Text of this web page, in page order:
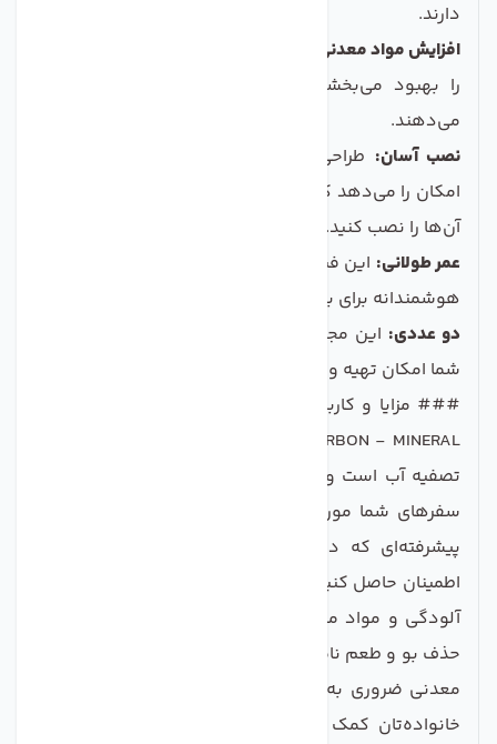
دارند.
افزایش مواد معدنی:
را بهبود می‌بخشند و پتانسیل سلامتی آن را افزایش
می‌دهند.
نصب آسان: طراحی کاربرپسند این فیلترها به شما این
امکان را می‌دهد که بدون نیاز به تخصص خاص، به راحتی
آن‌ها را نصب کنید.
عمر طولانی: این فیلترها با عمر مفید بالا، یک سرمایه‌گذاری
هوشمندانه برای بهبود کیفیت آب خانگی شما هستند.
دو عددی: این مجموعه شامل دو عدد فیلتر است که به
شما امکان تهیه و تعویض به‌موقع را می‌دهد.
### مزایا و کاربردها: فیلتر دستگاه تصفیه آب تکومن
تصفیه آب است و می‌تواند در خانه، ادارات، یا حتی برای
سفرهای شما مورد استفاده قرار گیرد. به لطف فناوری
پیشرفته‌ای که در این فیلترها به کار رفته، می‌توانید
اطمینان حاصل کنید که آبی که می‌نوشید، عاری از هرگونه
آلودگی و مواد مضر است. علاوه بر این، این فیلترها به
حذف بو و طعم نامطلوب آب کمک کرده و با افزودن مواد
معدنی ضروری به آب، می‌توانند به ارتقاء سلامت شما و
خانواده‌تان کمک کنند. استفاده از این فیلترها در کنار